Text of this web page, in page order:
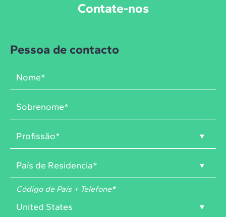
Contate-nos
Pessoa de contacto
Código de País + Telefone*